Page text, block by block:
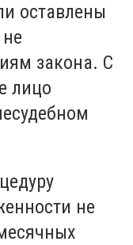
оставлены
закона. С
лицо
не